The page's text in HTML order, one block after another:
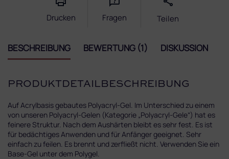
Drucken Fragen Teilen
BESCHREIBUNG BEWERTUNG (1) DISKUSSION
PRODUKTDETAILBESCHREIBUNG
Auf Acrylbasis gebautes Polyacryl-Gel. Im Unterschied zu einem
von unseren Polyacryl-Gelen (Kategorie „Polyacryl-Gele“) hat es
feinere Struktur. Nach dem Aushärten bleibt es sehr fest. Es ist
für bedächtiges Anwenden und für Anfänger geeignet. Sehr
einfach zu feilen. Es brennt und zerfließt nicht. Verwenden Sie ein
Base-Gel unter dem Polygel.